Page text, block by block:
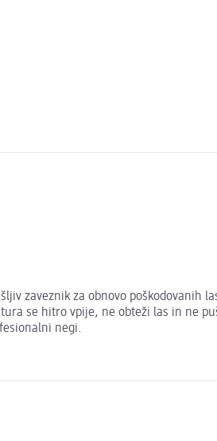
zaveznik za obnovo
se hitro vpije, ne obteži las in ne
negi.